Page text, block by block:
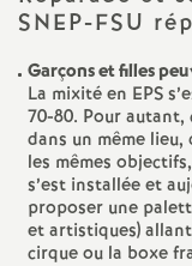
SNEP-FSU
Garçons et filles
La mixité en EPS
70-80. Pour autant,
dans un même
les mêmes
s’est installée et
proposer une
et artistiques)
cirque ou la boxe